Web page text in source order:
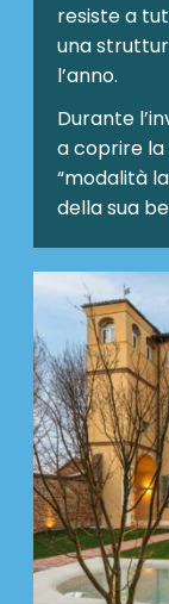
resiste a
una
l’anno.
Durante
a coprire
“modalità
della sua